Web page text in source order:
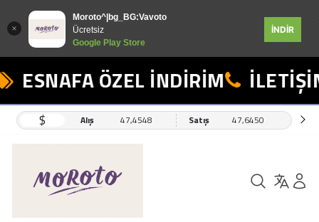
Moroto^|bg_BG:Vavoto
Ücretsiz
Google Play Store
İNDİR
ESNAFA ÖZEL İNDİRİM
$ Alış 47,4548 Satış 47,6450